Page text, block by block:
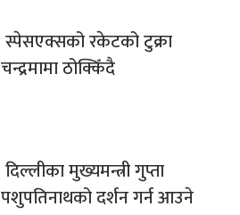
स्पेसएक्सको रकेटको टुक्रा
चन्द्रमामा ठोक्किँदै
दिल्लीका मुख्यमन्त्री गुप्ता
पशुपतिनाथको दर्शन गर्न आउने